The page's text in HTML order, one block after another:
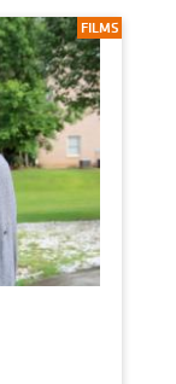
FILMS